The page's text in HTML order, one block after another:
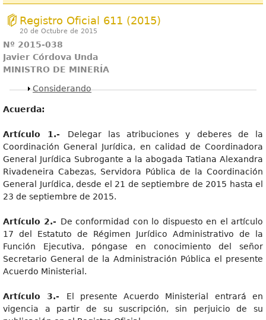
Registro Oficial 611 (2015)
20 de Octubre de 2015
Nº 2015-038
Javier Córdova Unda
MINISTRO DE MINERÍA
Mostrar
Considerando
Acuerda:
Artículo 1.- Delegar las atribuciones y deberes de la
Coordinación General Jurídica, en calidad de Coordinadora
General Jurídica Subrogante a la abogada Tatiana Alexandra
Rivadeneira Cabezas, Servidora Pública de la Coordinación
General Jurídica, desde el 21 de septiembre de 2015 hasta el
23 de septiembre de 2015.
Artículo 2.- De conformidad con lo dispuesto en el artículo
17 del Estatuto de Régimen Jurídico Administrativo de la
Función Ejecutiva, póngase en conocimiento del señor
Secretario General de la Administración Pública el presente
Acuerdo Ministerial.
Artículo 3.- El presente Acuerdo Ministerial entrará en
vigencia a partir de su suscripción, sin perjuicio de su